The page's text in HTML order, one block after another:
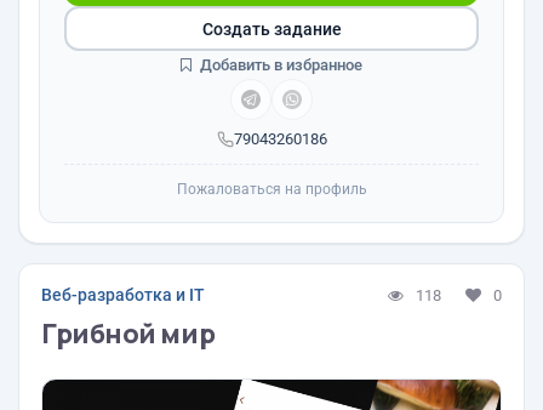
79043260186
Создать задание
Добавить в избранное
Пожаловаться на профиль
Веб-разработка и IT 118 0
Грибной мир